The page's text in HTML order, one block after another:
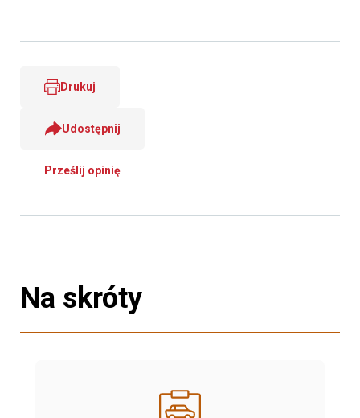
Drukuj
Udostępnij
Prześlij opinię
Na skróty